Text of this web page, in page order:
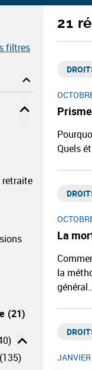
filtres
retraite​
(21)
(135)
21
Quels
La
la